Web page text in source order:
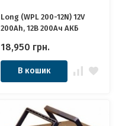
Long (WPL 200-12N) 12V
200Ah, 12В 200Ач АКБ
18,950 грн.
В кошик